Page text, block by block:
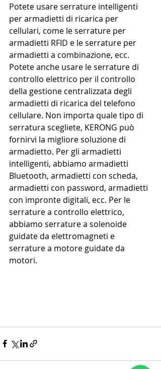
Potete usare serrature intelligenti
per armadietti di ricarica per
cellulari, come le serrature per
armadietti RFID e le serrature per
armadietti a combinazione, ecc.
Potete anche usare le serrature di
controllo elettrico per il controllo
della gestione centralizzata degli
armadietti di ricarica del telefono
cellulare. Non importa quale tipo di
serratura scegliete, KERONG può
fornirvi la migliore soluzione di
armadietto. Per gli armadietti
intelligenti, abbiamo armadietti
Bluetooth, armadietti con scheda,
armadietti con password, armadietti
con impronte digitali, ecc. Per le
serrature a controllo elettrico,
abbiamo serrature a solenoide
guidate da elettromagneti e
serrature a motore guidate da
motori.